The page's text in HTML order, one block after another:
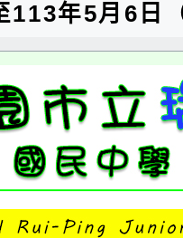
113年5月6日